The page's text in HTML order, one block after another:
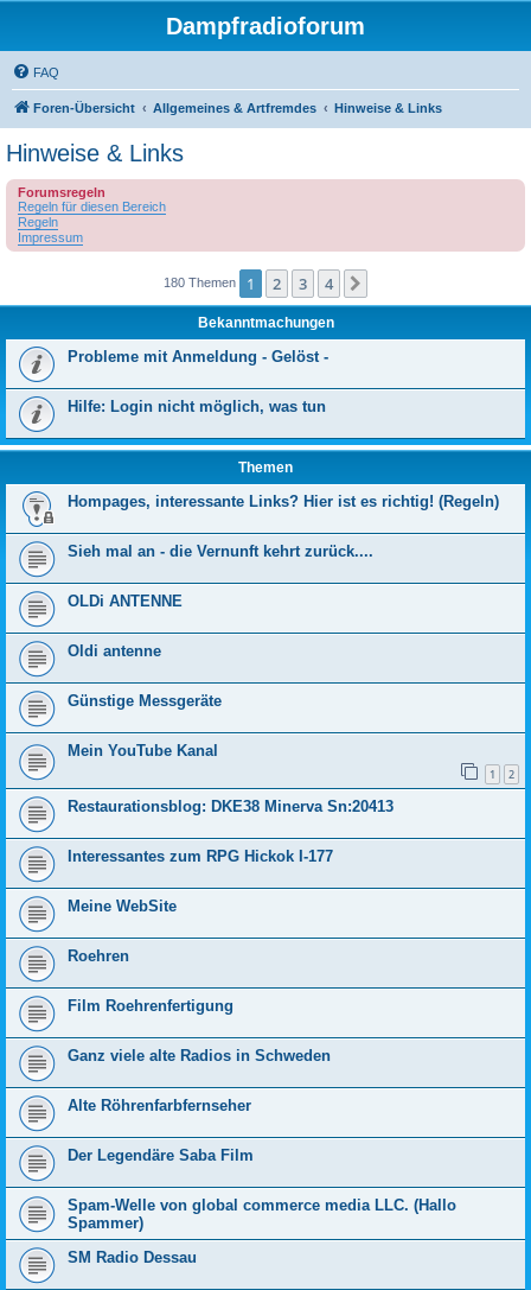
Dampfradioforum
FAQ
Foren-Übersicht Allgemeines & Artfremdes Hinweise & Links
Hinweise & Links
Forumsregeln
Regeln für diesen Bereich
Regeln
Impressum
180 Themen 1 2 3 4
Bekanntmachungen
Probleme mit Anmeldung - Gelöst -
Hilfe: Login nicht möglich, was tun
Themen
Hompages, interessante Links? Hier ist es richtig! (Regeln)
Sieh mal an - die Vernunft kehrt zurück....
OLDi ANTENNE
Oldi antenne
Günstige Messgeräte
Mein YouTube Kanal
1 2
Restaurationsblog: DKE38 Minerva Sn:20413
Interessantes zum RPG Hickok I-177
Meine WebSite
Roehren
Film Roehrenfertigung
Ganz viele alte Radios in Schweden
Alte Röhrenfarbfernseher
Der Legendäre Saba Film
Spam-Welle von global commerce media LLC. (Hallo
Spammer)
SM Radio Dessau